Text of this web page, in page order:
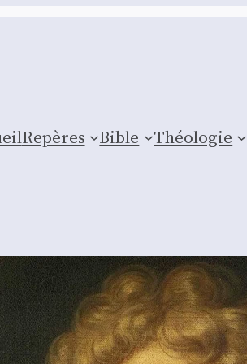
Repères Bible Théologie